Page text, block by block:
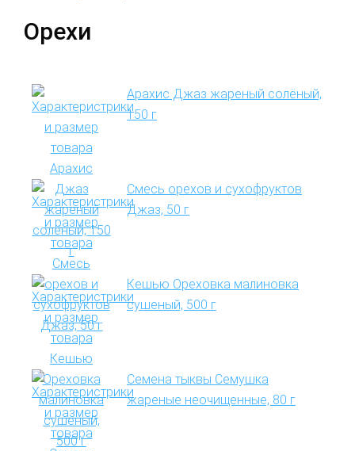
Орехи
Арахис Джаз жареный солёный,
150 г
Смесь орехов и сухофруктов
Джаз, 50 г
Кешью Ореховка малиновка
сушеный, 500 г
Семена тыквы Семушка
жареные неочищенные, 80 г